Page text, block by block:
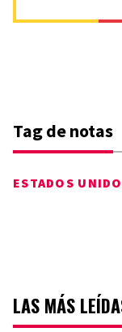
Tag de notas
ESTADOS
LAS MÁS